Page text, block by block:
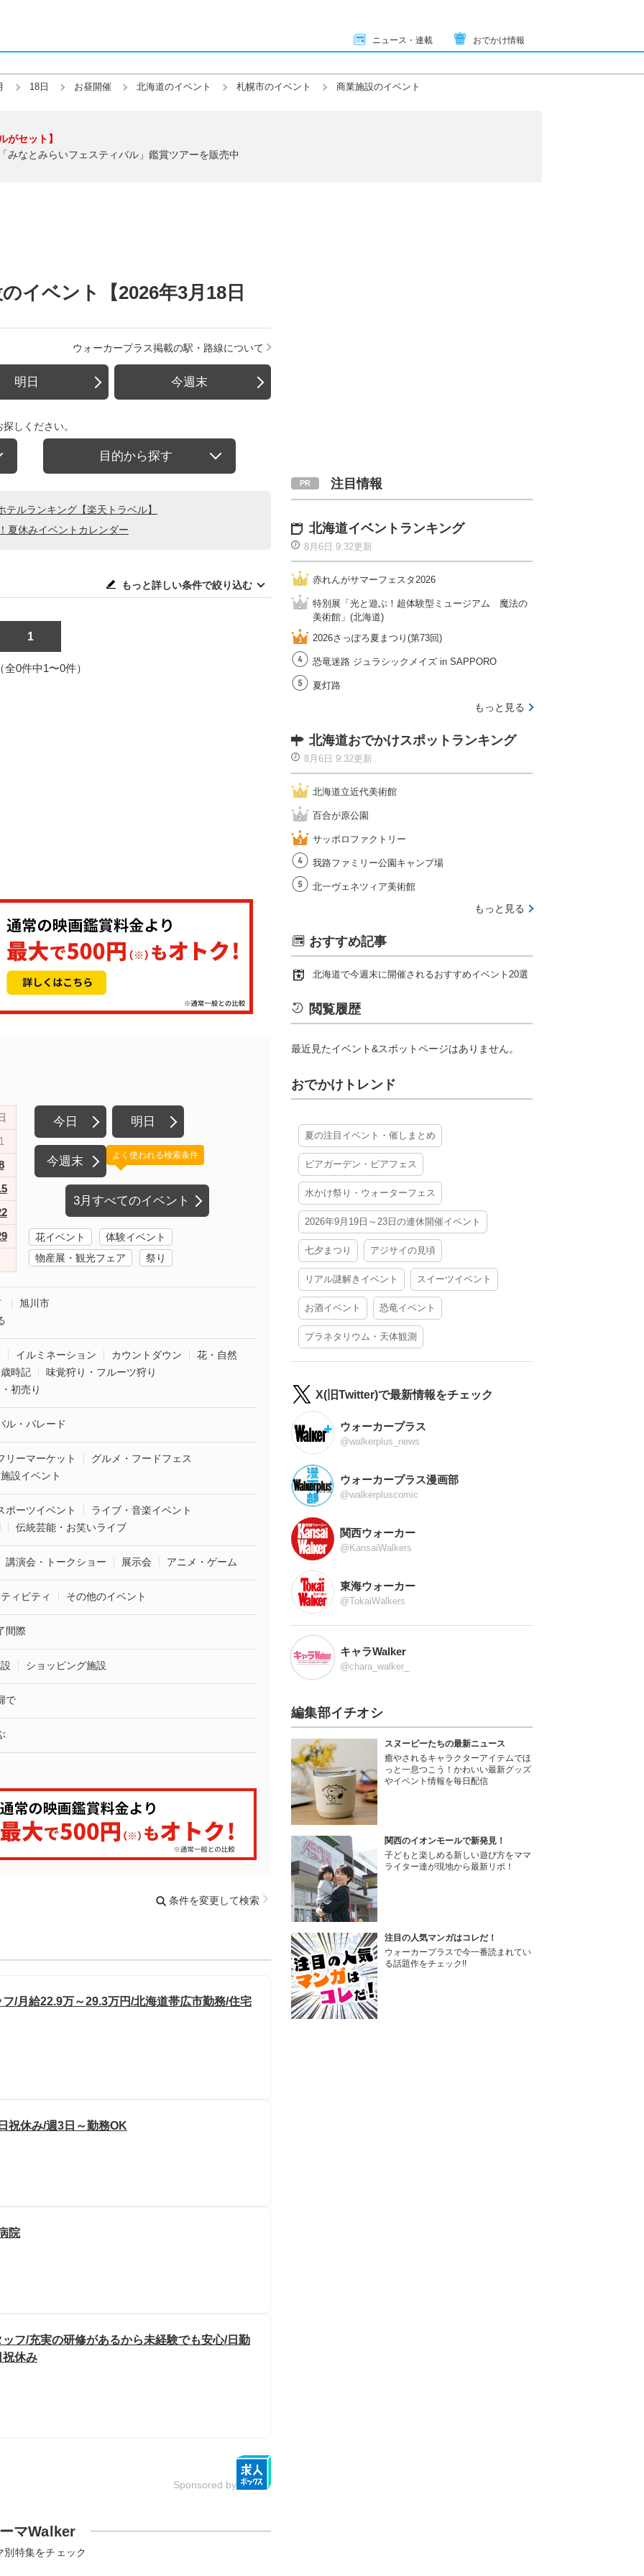
ニュース・連載 おでかけ情報
18日 お昼開催 北海道のイベント 札幌市のイベント 商業施設のイベント
がセット】
みなとみらいフェスティバル」鑑賞ツアーを販売中
イベント【2026年3月18日
ウォーカープラス掲載の駅・路線について
明日 今週末
しください。
目的から探す
ルランキング【楽天トラベル】
夏休みイベントカレンダー
もっと詳しい条件で絞り込む
1
全0件中1〜0件）
今日 明日
今週末
3月すべてのイベント
よく使われる検索条件
花イベント
体験イベント
物産展・観光フェア
祭り
旭川市
イルミネーション カウントダウン
花・自然
時記
味覚狩り・フルーツ狩り
初売り
ル・パレード
リーマーケット
グルメ・フードフェス
設イベント
ポーツイベント
ライブ・音楽イベント
伝統芸能・お笑いライブ
講演会・トークショー 展示会 アニメ・ゲーム
ィビティ その他のイベント
間際
ショッピング施設
で
条件を変更して検索
/月給22.9万～29.3万円/北海道帯広市勤務/住宅
祝休み/週3日～勤務OK
院
フ/充実の研修があるから未経験でも安心/日勤
祝休み
Sponsored by
マWalker
別特集をチェック
注目情報
北海道イベントランキング
8月6日 9:32更新
赤れんがサマーフェスタ2026
特別展「光と遊ぶ！超体験型ミュージアム 魔法の
美術館」(北海道)
2026さっぽろ夏まつり(第73回)
恐竜迷路 ジュラシックメイズ in SAPPORO
夏灯路
もっと見る
北海道おでかけスポットランキング
8月6日 9:32更新
北海道立近代美術館
百合が原公園
サッポロファクトリー
我路ファミリー公園キャンプ場
北一ヴェネツィア美術館
もっと見る
おすすめ記事
北海道で今週末に開催されるおすすめイベント20選
閲覧履歴
最近見たイベント&スポットページはありません。
おでかけトレンド
夏の注目イベント・催しまとめ
ビアガーデン・ビアフェス
水かけ祭り・ウォーターフェス
2026年9月19日～23日の連休開催イベント
七夕まつり アジサイの見頃
リアル謎解きイベント スイーツイベント
お酒イベント 恐竜イベント
プラネタリウム・天体観測
X(旧Twitter)で最新情報をチェック
ウォーカープラス
@walkerplus_news
ウォーカープラス漫画部
@walkerpluscomic
関西ウォーカー
@KansaiWalkers
東海ウォーカー
@TokaiWalkers
キャラWalker
@chara_walker_
編集部イチオシ
スヌーピーたちの最新ニュース
癒やされるキャラクターアイテムでほ
っと一息つこう！かわいい最新グッズ
やイベント情報を毎日配信
関西のイオンモールで新発見！
子どもと楽しめる新しい遊び方をママ
ライター達が現地から最新リポ！
注目の人気マンガはコレだ！
ウォーカープラスで今一番読まれてい
る話題作をチェック!!